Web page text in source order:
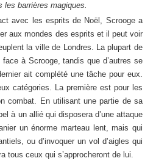
les barrières magiques.
avec les esprits de Noël, Scrooge a
aux mondes des esprits et il peut voir
la ville de Londres. La plupart de
à Scrooge, tandis que d’autres se
ait complété une tâche pour eux.
catégories. La première est pour les
combat. En utilisant une partie de sa
à un allié qui disposera d’une attaque
un énorme marteau lent, mais qui
ou d’invoquer un vol d’aigles qui
tous ceux qui s’approcheront de lui.